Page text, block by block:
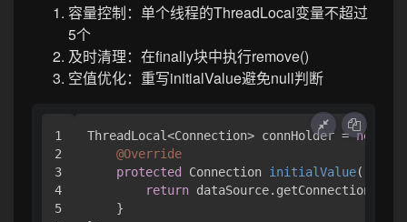
容量控制：单个线程的ThreadLocal变量不超过
5个
及时清理：在finally块中执行remove()
空值优化：重写initialValue避免null判断
1
2
3
4
5
ThreadLocal<Connection> connHolder = new
@Override
protected Connection initialValue()
return dataSource.getConnection();
    }